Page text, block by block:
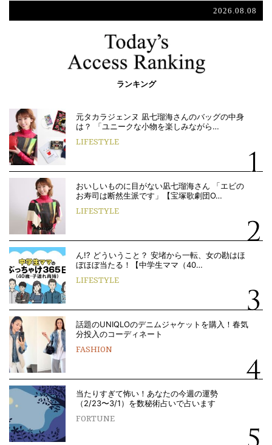
2026.08.08
ランキング
元タカラジェンヌ 凪七瑠海さんのバッグの中身
は？ 「ユニークな小物を楽しみながら…
LIFESTYLE
おいしいものに目がない凪七瑠海さん 「エビの
お寿司は断然生派です」【宝塚歌劇団O…
LIFESTYLE
ん!? どういうこと？ 安堵から一転、女の勘はほ
ぼほぼ当たる！【中学生ママ（40…
LIFESTYLE
話題のUNIQLOのデニムジャケットを購入！春気
分投入のコーディネート
FASHION
当たりすぎて怖い！あなたの今週の運勢
（2/23〜3/1）を数秘術占いで占います
FORTUNE